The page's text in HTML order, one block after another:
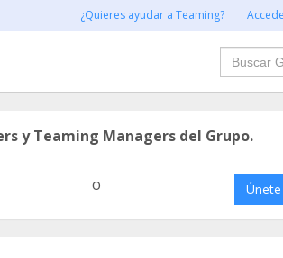
¿Quieres ayudar a Teaming? Accede
Buscar
y Teaming Managers del Grupo.
o Únete